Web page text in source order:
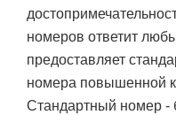
номеров ответит
предоставляет
номера повышенной
Стандартный номер -